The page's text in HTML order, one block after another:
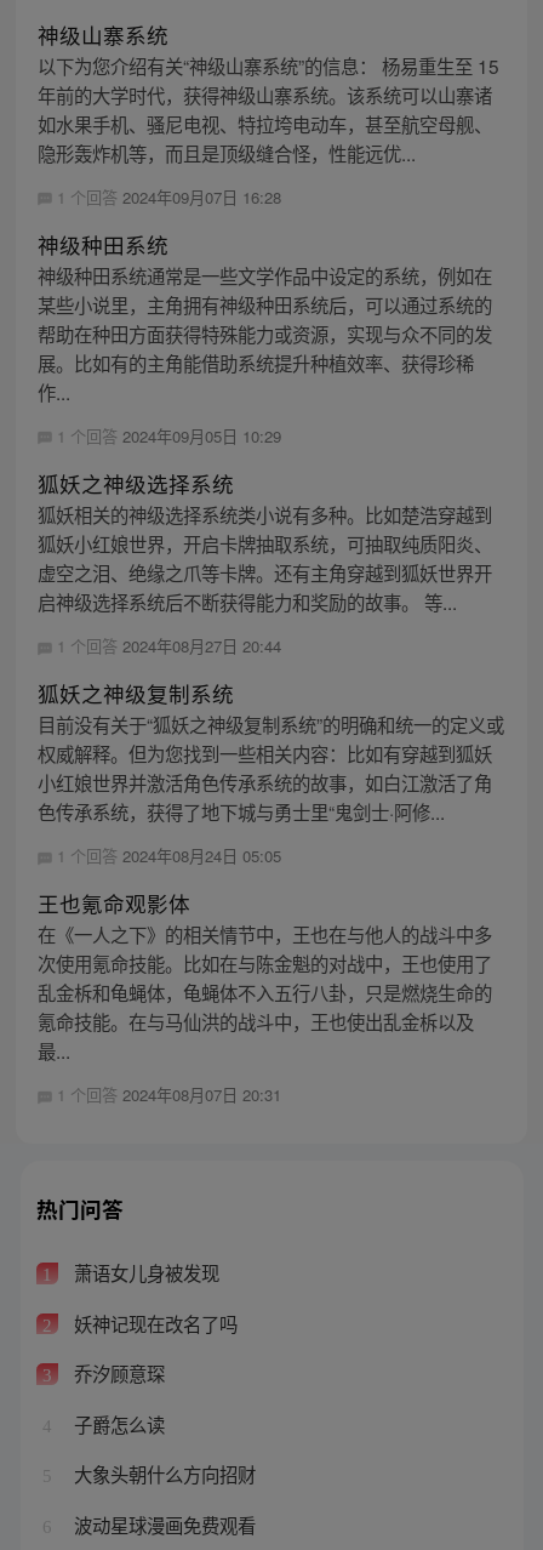
神级山寨系统
以下为您介绍有关“神级山寨系统”的信息： 杨易重生至 15
年前的大学时代，获得神级山寨系统。该系统可以山寨诸
如水果手机、骚尼电视、特拉垮电动车，甚至航空母舰、
隐形轰炸机等，而且是顶级缝合怪，性能远优...
1 个回答 2024年09月07日 16:28
神级种田系统
神级种田系统通常是一些文学作品中设定的系统，例如在
某些小说里，主角拥有神级种田系统后，可以通过系统的
帮助在种田方面获得特殊能力或资源，实现与众不同的发
展。比如有的主角能借助系统提升种植效率、获得珍稀
作...
1 个回答 2024年09月05日 10:29
狐妖之神级选择系统
狐妖相关的神级选择系统类小说有多种。比如楚浩穿越到
狐妖小红娘世界，开启卡牌抽取系统，可抽取纯质阳炎、
虚空之泪、绝缘之爪等卡牌。还有主角穿越到狐妖世界开
启神级选择系统后不断获得能力和奖励的故事。 等...
1 个回答 2024年08月27日 20:44
狐妖之神级复制系统
目前没有关于“狐妖之神级复制系统”的明确和统一的定义或
权威解释。但为您找到一些相关内容：比如有穿越到狐妖
小红娘世界并激活角色传承系统的故事，如白江激活了角
色传承系统，获得了地下城与勇士里“鬼剑士·阿修...
1 个回答 2024年08月24日 05:05
王也氪命观影体
在《一人之下》的相关情节中，王也在与他人的战斗中多
次使用氪命技能。比如在与陈金魁的对战中，王也使用了
乱金柝和龟蝇体，龟蝇体不入五行八卦，只是燃烧生命的
氪命技能。在与马仙洪的战斗中，王也使出乱金柝以及
最...
1 个回答 2024年08月07日 20:31
热门问答
1 萧语女儿身被发现
2 妖神记现在改名了吗
3 乔汐顾意琛
4 子爵怎么读
5 大象头朝什么方向招财
6 波动星球漫画免费观看